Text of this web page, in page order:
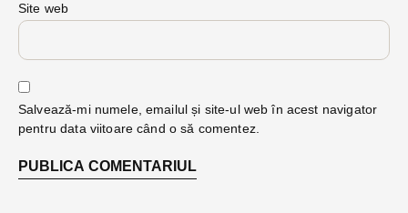
Site web
Salvează-mi numele, emailul și site-ul web în acest navigator
pentru data viitoare când o să comentez.